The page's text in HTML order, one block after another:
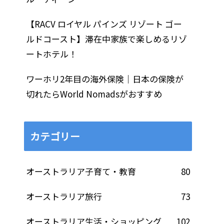
【RACV ロイヤル パインズ リゾート ゴー
ルドコースト】滞在中家族で楽しめるリゾ
ートホテル！
ワーホリ2年目の海外保険｜日本の保険が
切れたらWorld Nomadsがおすすめ
カテゴリー
オーストラリア子育て・教育
80
オーストラリア旅行
73
オーストラリア生活・ショッピング
102